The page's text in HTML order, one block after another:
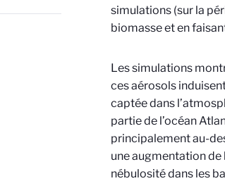
simulations (sur la
biomasse et en
Les simulations
ces aérosols
captée dans
partie de l’océan
principalement au-
une augmentation
nébulosité dans les